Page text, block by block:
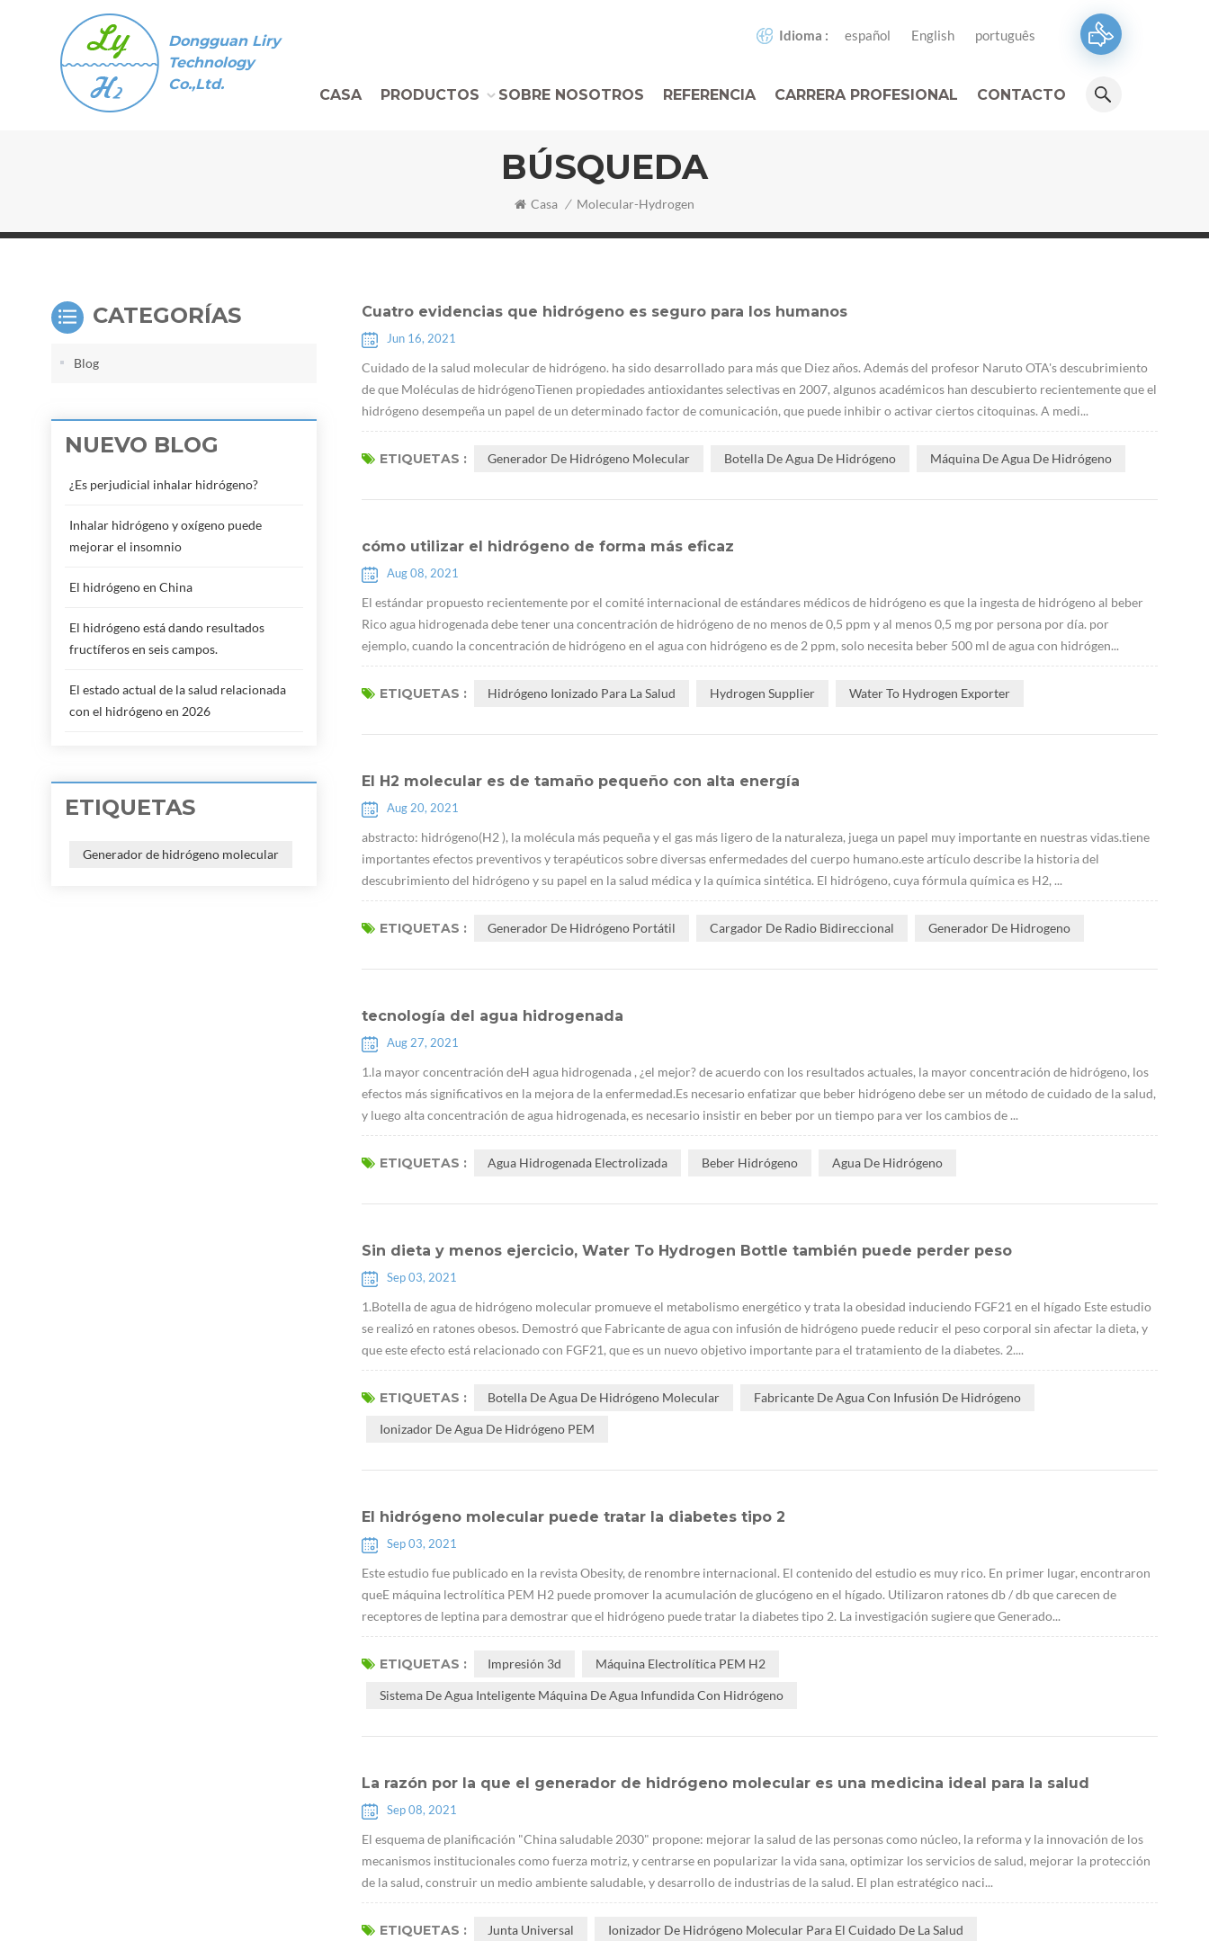
Dongguan Liry
Technology
Co.,Ltd.
Idioma : español English português
CASA PRODUCTOS SOBRE NOSOTROS REFERENCIA CARRERA PROFESIONAL CONTACTO
BÚSQUEDA
Casa / Molecular-Hydrogen
Cuatro evidencias que hidrógeno es seguro para los humanos
Jun 16, 2021
Cuidado de la salud molecular de hidrógeno. ha sido desarrollado para más que Diez años. Además del profesor Naruto OTA's descubrimiento
de que Moléculas de hidrógenoTienen propiedades antioxidantes selectivas en 2007, algunos académicos han descubierto recientemente que el
hidrógeno desempeña un papel de un determinado factor de comunicación, que puede inhibir o activar ciertos citoquinas. A medi...
ETIQUETAS : Generador De Hidrógeno Molecular Botella De Agua De Hidrógeno Máquina De Agua De Hidrógeno
cómo utilizar el hidrógeno de forma más eficaz
Aug 08, 2021
El estándar propuesto recientemente por el comité internacional de estándares médicos de hidrógeno es que la ingesta de hidrógeno al beber
Rico agua hidrogenada debe tener una concentración de hidrógeno de no menos de 0,5 ppm y al menos 0,5 mg por persona por día. por
ejemplo, cuando la concentración de hidrógeno en el agua con hidrógeno es de 2 ppm, solo necesita beber 500 ml de agua con hidrógen...
ETIQUETAS : Hidrógeno Ionizado Para La Salud Hydrogen Supplier Water To Hydrogen Exporter
El H2 molecular es de tamaño pequeño con alta energía
Aug 20, 2021
abstracto: hidrógeno(H2 ), la molécula más pequeña y el gas más ligero de la naturaleza, juega un papel muy importante en nuestras vidas.tiene
importantes efectos preventivos y terapéuticos sobre diversas enfermedades del cuerpo humano.este artículo describe la historia del
descubrimiento del hidrógeno y su papel en la salud médica y la química sintética. El hidrógeno, cuya fórmula química es H2, ...
ETIQUETAS : Generador De Hidrógeno Portátil Cargador De Radio Bidireccional Generador De Hidrogeno
tecnología del agua hidrogenada
Aug 27, 2021
1.la mayor concentración deH agua hidrogenada , ¿el mejor? de acuerdo con los resultados actuales, la mayor concentración de hidrógeno, los
efectos más significativos en la mejora de la enfermedad.Es necesario enfatizar que beber hidrógeno debe ser un método de cuidado de la salud,
y luego alta concentración de agua hidrogenada, es necesario insistir en beber por un tiempo para ver los cambios de ...
ETIQUETAS : Agua Hidrogenada Electrolizada Beber Hidrógeno Agua De Hidrógeno
Sin dieta y menos ejercicio, Water To Hydrogen Bottle también puede perder peso
Sep 03, 2021
1.Botella de agua de hidrógeno molecular promueve el metabolismo energético y trata la obesidad induciendo FGF21 en el hígado Este estudio
se realizó en ratones obesos. Demostró que Fabricante de agua con infusión de hidrógeno puede reducir el peso corporal sin afectar la dieta, y
que este efecto está relacionado con FGF21, que es un nuevo objetivo importante para el tratamiento de la diabetes. 2....
ETIQUETAS : Botella De Agua De Hidrógeno Molecular Fabricante De Agua Con Infusión De Hidrógeno
Ionizador De Agua De Hidrógeno PEM
El hidrógeno molecular puede tratar la diabetes tipo 2
Sep 03, 2021
Este estudio fue publicado en la revista Obesity, de renombre internacional. El contenido del estudio es muy rico. En primer lugar, encontraron
queE máquina lectrolítica PEM H2 puede promover la acumulación de glucógeno en el hígado. Utilizaron ratones db / db que carecen de
receptores de leptina para demostrar que el hidrógeno puede tratar la diabetes tipo 2. La investigación sugiere que Generado...
ETIQUETAS : Impresión 3d Máquina Electrolítica PEM H2
Sistema De Agua Inteligente Máquina De Agua Infundida Con Hidrógeno
La razón por la que el generador de hidrógeno molecular es una medicina ideal para la salud
Sep 08, 2021
El esquema de planificación "China saludable 2030" propone: mejorar la salud de las personas como núcleo, la reforma y la innovación de los
mecanismos institucionales como fuerza motriz, y centrarse en popularizar la vida sana, optimizar los servicios de salud, mejorar la protección
de la salud, construir un medio ambiente saludable, y desarrollo de industrias de la salud. El plan estratégico naci...
ETIQUETAS : Junta Universal Ionizador De Hidrógeno Molecular Para El Cuidado De La Salud
CATEGORÍAS
Blog
NUEVO BLOG
¿Es perjudicial inhalar hidrógeno?
Inhalar hidrógeno y oxígeno puede
mejorar el insomnio
El hidrógeno en China
El hidrógeno está dando resultados
fructíferos en seis campos.
El estado actual de la salud relacionada
con el hidrógeno en 2026
ETIQUETAS
Generador de hidrógeno molecular